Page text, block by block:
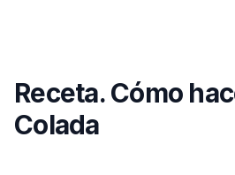
Receta. Cómo
Colada